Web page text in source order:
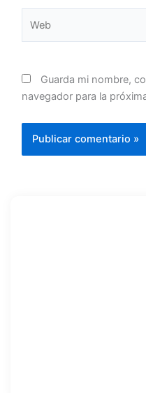
Guarda mi nombre,
navegador para la